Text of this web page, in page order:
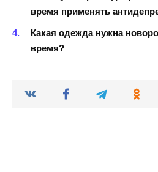
время применять
Какая одежда нужна
время?